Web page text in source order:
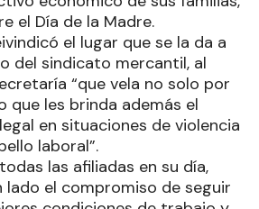
el Día de la Madre.
el lugar que se la da a
del sindicato mercantil, al
“que vela no solo por
que les brinda además el
en situaciones de violencia
laboral”.
las afiliadas en su día,
lado el compromiso de seguir